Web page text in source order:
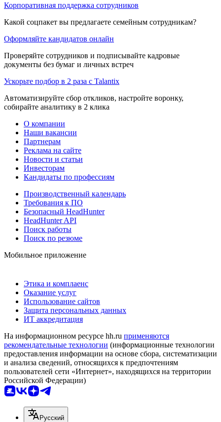
Корпоративная поддержка сотрудников
Какой соцпакет вы предлагаете семейным сотрудникам?
Оформляйте кандидатов онлайн
Проверяйте сотрудников и подписывайте кадровые
документы без бумаг и личных встреч
Ускорьте подбор в 2 раза с Talantix
Автоматизируйте сбор откликов, настройте воронку,
собирайте аналитику в 2 клика
О компании
Наши вакансии
Партнерам
Реклама на сайте
Новости и статьи
Инвесторам
Кандидаты по профессиям
Производственный календарь
Требования к ПО
Безопасный HeadHunter
HeadHunter API
Поиск работы
Поиск по резюме
Мобильное приложение
Этика и комплаенс
Оказание услуг
Использование сайтов
Защита персональных данных
ИТ аккредитация
На информационном ресурсе hh.ru применяются
рекомендательные технологии (информационные технологии
предоставления информации на основе сбора, систематизации
и анализа сведений, относящихся к предпочтениям
пользователей сети «Интернет», находящихся на территории
Российской Федерации)
Русский